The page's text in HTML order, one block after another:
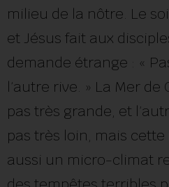
milieu de la nôtre. Le
et Jésus fait aux
demande étrange : «
l’autre rive. » La Mer de
pas très grande, et
pas très loin, mais
aussi un micro-climat